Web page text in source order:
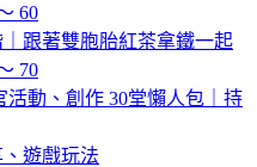
60
跟著雙胞胎紅茶拿鐵一起
70
動、創作 30堂懶人包｜持
遊戲玩法